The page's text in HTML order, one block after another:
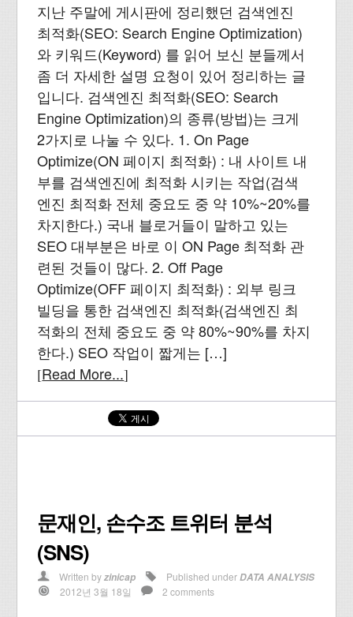
지난 주말에 게시판에 정리했던 검색엔진
최적화(SEO: Search Engine Optimization)
와 키워드(Keyword) 를 읽어 보신 분들께서
좀 더 자세한 설명 요청이 있어 정리하는 글
입니다. 검색엔진 최적화(SEO: Search
Engine Optimization)의 종류(방법)는 크게
2가지로 나눌 수 있다. 1. On Page
Optimize(ON 페이지 최적화) : 내 사이트 내
부를 검색엔진에 최적화 시키는 작업(검색
엔진 최적화 전체 중요도 중 약 10%~20%를
차지한다.) 국내 블로거들이 말하고 있는
SEO 대부분은 바로 이 ON Page 최적화 관
련된 것들이 많다. 2. Off Page
Optimize(OFF 페이지 최적화) : 외부 링크
빌딩을 통한 검색엔진 최적화(검색엔진 최
적화의 전체 중요도 중 약 80%~90%를 차지
한다.) SEO 작업이 짧게는 […]
[Read More...]
문재인, 손수조 트위터 분석
(SNS)
Written byzinicap Published under DATA ANALYSIS
2012년 3월 18일
2 comments